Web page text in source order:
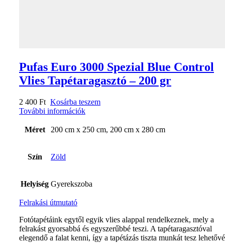
Pufas Euro 3000 Spezial Blue Control
Vlies Tapétaragasztó – 200 gr
2 400 Ft Kosárba teszem
További információk
Méret 200 cm x 250 cm, 200 cm x 280 cm
Szín Zöld
Helyiség Gyerekszoba
Felrakási útmutató
Fotótapétáink egytől egyik vlies alappal rendelkeznek, mely a
felrakást gyorsabbá és egyszerűbbé teszi. A tapétaragasztóval
elegendő a falat kenni, így a tapétázás tiszta munkát tesz